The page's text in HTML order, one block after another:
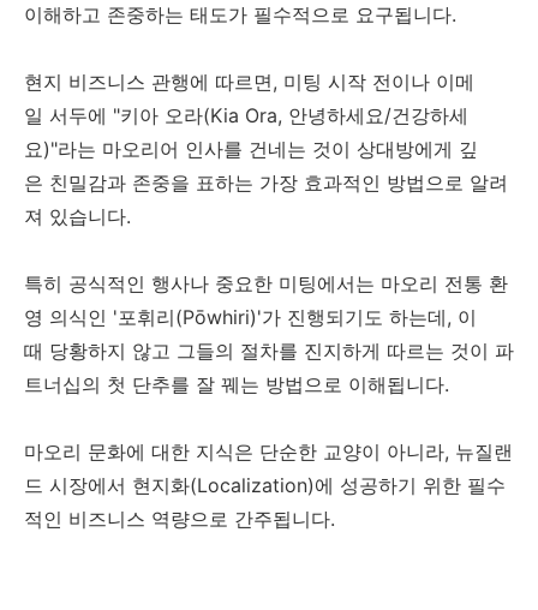
이해하고 존중하는 태도가 필수적으로 요구됩니다.
현지 비즈니스 관행에 따르면, 미팅 시작 전이나 이메
일 서두에 "키아 오라(Kia Ora, 안녕하세요/건강하세
요)"라는 마오리어 인사를 건네는 것이 상대방에게 깊
은 친밀감과 존중을 표하는 가장 효과적인 방법으로 알려
져 있습니다.
특히 공식적인 행사나 중요한 미팅에서는 마오리 전통 환
영 의식인 '포휘리(Pōwhiri)'가 진행되기도 하는데, 이
때 당황하지 않고 그들의 절차를 진지하게 따르는 것이 파
트너십의 첫 단추를 잘 꿰는 방법으로 이해됩니다.
마오리 문화에 대한 지식은 단순한 교양이 아니라, 뉴질랜
드 시장에서 현지화(Localization)에 성공하기 위한 필수
적인 비즈니스 역량으로 간주됩니다.